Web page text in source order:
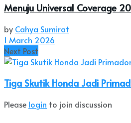
Menuju Universal Coverage
by Cahya Sumirat
1 March 2026
Next Post
Tiga Skutik Honda Jadi
Please login to join discussion